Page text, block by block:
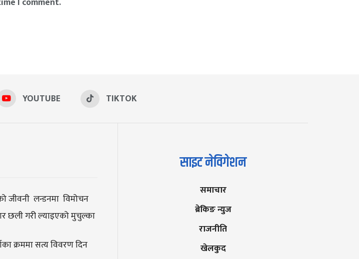
YOUTUBE TIKTOK
जीवनी लन्डनमा विमोचन
छली गरी ल्याइएको मुचुल्का
क्रममा सत्य विवरण दिन
साइट नेविगेशन
समाचार
ब्रेकिङ न्युज
राजनीति
खेलकुद